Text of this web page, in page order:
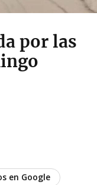
por las
en Google